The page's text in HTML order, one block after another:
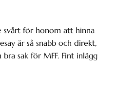
svårt för honom att hinna
är så snabb och direkt,
sak för MFF. Fint inlägg